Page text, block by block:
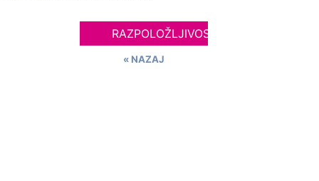
RAZPOLOŽLJIVOST
« NAZAJ